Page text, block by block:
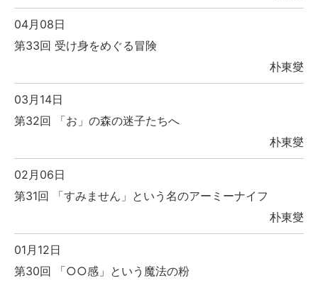
04月08日
第33回 受け身をめぐる冒険
朴東燮
03月14日
第32回 「お」の森の迷子たちへ
朴東燮
02月06日
第31回 「すみません」という名のアーミーナイフ
朴東燮
01月12日
第30回 「○○感」という魔法の粉